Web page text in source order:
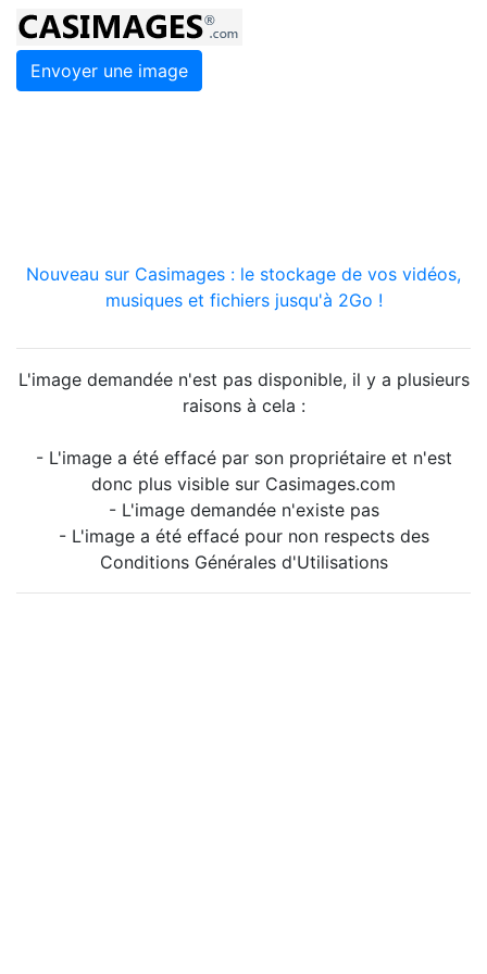
Envoyer une image
Nouveau sur Casimages : le stockage de vos vidéos,
musiques et fichiers jusqu'à 2Go !
L'image demandée n'est pas disponible, il y a plusieurs
raisons à cela :
- L'image a été effacé par son propriétaire et n'est
donc plus visible sur Casimages.com
- L'image demandée n'existe pas
- L'image a été effacé pour non respects des
Conditions Générales d'Utilisations